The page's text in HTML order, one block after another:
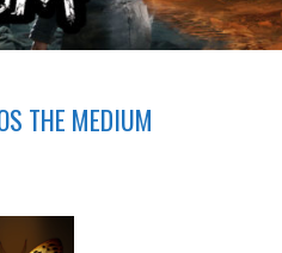
THE MEDIUM